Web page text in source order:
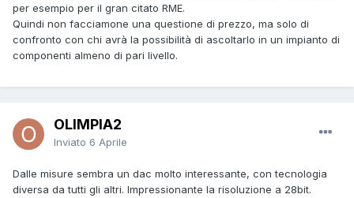
per esempio per il gran citato RME.
Quindi non facciamone una questione di prezzo, ma solo di
confronto con chi avrà la possibilità di ascoltarlo in un impianto di
componenti almeno di pari livello.
OLIMPIA2
Inviato 6 Aprile
Dalle misure sembra un dac molto interessante, con tecnologia
diversa da tutti gli altri. Impressionante la risoluzione a 28bit.